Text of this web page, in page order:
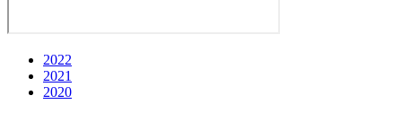
2022
2021
2020